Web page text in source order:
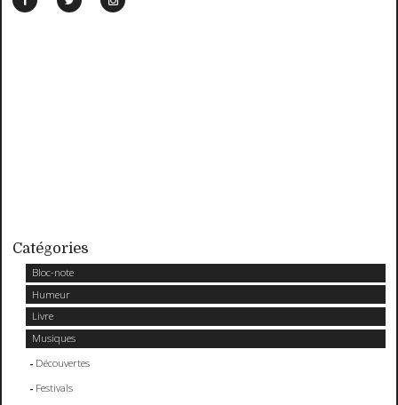
Catégories
Bloc-note
Humeur
Livre
Musiques
Découvertes
Festivals